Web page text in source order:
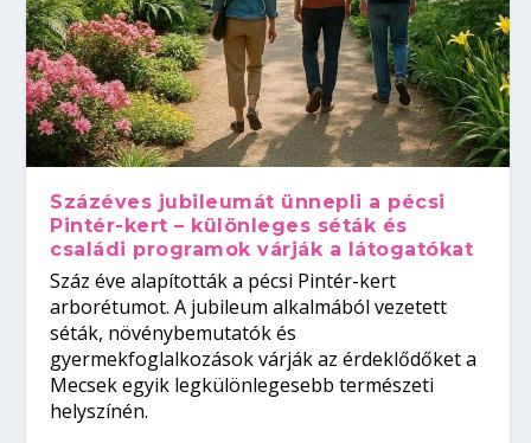
Százéves jubileumát ünnepli a pécsi
Pintér-kert – különleges séták és
családi programok várják a látogatókat
Száz éve alapították a pécsi Pintér-kert
arborétumot. A jubileum alkalmából vezetett
séták, növénybemutatók és
gyermekfoglalkozások várják az érdeklődőket a
Mecsek egyik legkülönlegesebb természeti
helyszínén.